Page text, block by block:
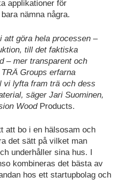
applikationer för
nämna några.
att göra hela processen –
till det faktiska
– mer transparent och
Groups erfarna
vi lyfta fram trä och dess
säger Jari Suominen,
Wood Products.
att bo i en hälsosam och
det sätt på vilket man
underhåller sina hus. I
kombineras det bästa av
hos ett startupbolag och